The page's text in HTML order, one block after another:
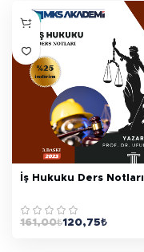
İş Hukuku Ders Notları
161,00₺120,75₺